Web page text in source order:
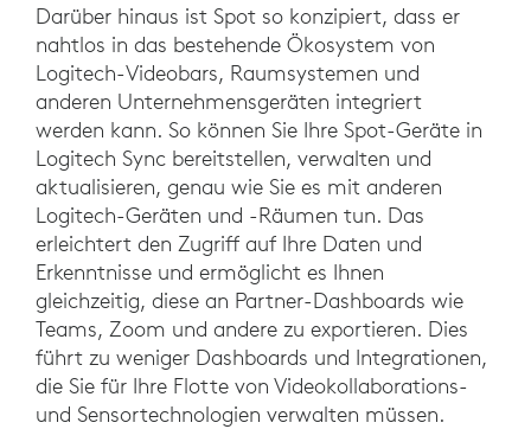
Darüber hinaus ist Spot so konzipiert, dass er
nahtlos in das bestehende Ökosystem von
Logitech-Videobars, Raumsystemen und
anderen Unternehmensgeräten integriert
werden kann. So können Sie Ihre Spot-Geräte in
Logitech Sync bereitstellen, verwalten und
aktualisieren, genau wie Sie es mit anderen
Logitech-Geräten und -Räumen tun. Das
erleichtert den Zugriff auf Ihre Daten und
Erkenntnisse und ermöglicht es Ihnen
gleichzeitig, diese an Partner-Dashboards wie
Teams, Zoom und andere zu exportieren. Dies
führt zu weniger Dashboards und Integrationen,
die Sie für Ihre Flotte von Videokollaborations-
und Sensortechnologien verwalten müssen.